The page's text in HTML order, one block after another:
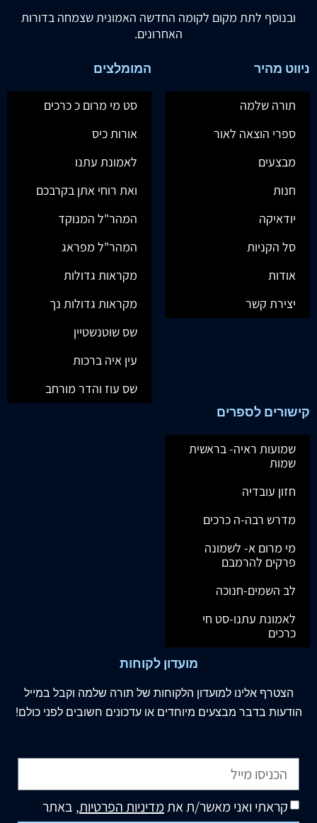
ובנוסף לתת מקום לקומה החדשה האמונית שצמחה בדורות
האחרונים.
ניווט מהיר
תורה שלמה
ספרי הוצאה לאור
מבצעים
חנות
יודאיקה
סל הקניות
אודות
יצירת קשר
המומלצים
סט מי מרום כ כרכים
אורות כיס
לאמונת עתנו
ואת רוחי אתן בקרבכם
המהר"ל המנוקד
המהר"ל מפראג
מקראות גדולות
מקראות גדולות נך
שס שוטנשטיין
עין איה ברכות
שס עוז והדר מורחב
קישורים לספרים
שמועות ראיה- בראשית
שמות
חזון עובדיה
מדרש רבה-ה כרכים
מי מרום א- לשמונה
פרקים להרמבם
לב השמים-חנוכה
לאמונת עתנו-סט חי
כרכים
מועדון לקוחות
הצטרף אלינו למועדון הלקוחות של תורה שלמה וקבל במייל
הודעות בדבר מבצעים מיוחדים או עדכונים חשובים לפני כולם!
קראתי ואני מאשר/ת אתמדיניות הפרטיות, באתר